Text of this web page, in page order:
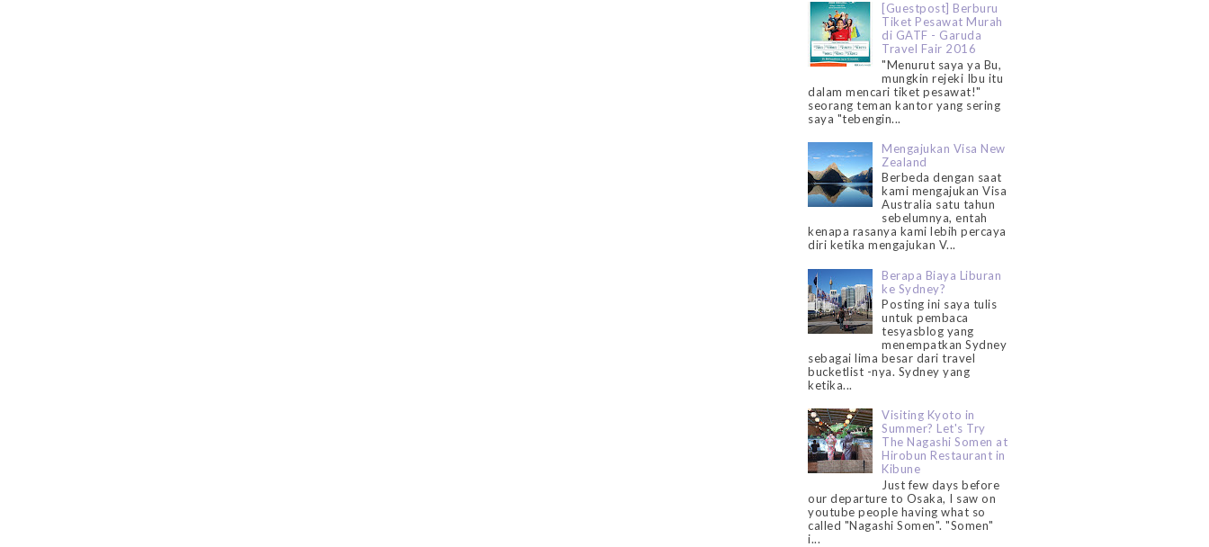
[Guestpost] Berburu
Tiket Pesawat Murah
di GATF - Garuda
Travel Fair 2016
"Menurut saya ya Bu,
mungkin rejeki Ibu itu
dalam mencari tiket pesawat!"
seorang teman kantor yang sering
saya "tebengin...
Mengajukan Visa New
Zealand
Berbeda dengan saat
kami mengajukan Visa
Australia satu tahun
sebelumnya, entah
kenapa rasanya kami lebih percaya
diri ketika mengajukan V...
Berapa Biaya Liburan
ke Sydney?
Posting ini saya tulis
untuk pembaca
tesyasblog yang
menempatkan Sydney
sebagai lima besar dari travel
bucketlist -nya. Sydney yang
ketika...
Visiting Kyoto in
Summer? Let's Try
The Nagashi Somen at
Hirobun Restaurant in
Kibune
Just few days before
our departure to Osaka, I saw on
youtube people having what so
called "Nagashi Somen". "Somen"
i...